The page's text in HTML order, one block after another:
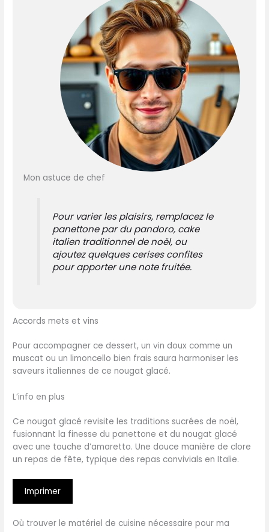
Mon astuce de chef
Pour varier les plaisirs, remplacez le
panettone par du pandoro, cake
italien traditionnel de noël, ou
ajoutez quelques cerises confites
pour apporter une note fruitée.
Accords mets et vins
Pour accompagner ce dessert, un vin doux comme un
muscat ou un limoncello bien frais saura harmoniser les
saveurs italiennes de ce nougat glacé.
L’info en plus
Ce nougat glacé revisite les traditions sucrées de noël,
fusionnant la finesse du panettone et du nougat glacé
avec une touche d’amaretto. Une douce manière de clore
un repas de fête, typique des repas convivials en Italie.
Imprimer
Où trouver le matériel de cuisine nécessaire pour ma